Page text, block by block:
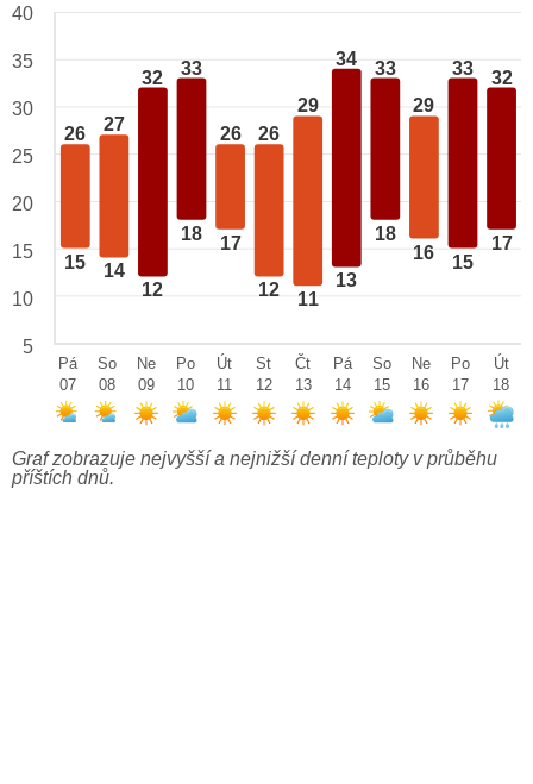
26
15
27
14
32
12
33
18
26
17
26
12
29
11
34
13
33
18
29
16
33
15
32
17
40
35
30
25
20
15
10
5
Pá
07
So
08
Ne
09
Po
10
Út
11
St
12
Čt
13
Pá
14
So
15
Ne
16
Po
17
Út
18
Graf zobrazuje nejvyšší a nejnižší denní teploty v průběhu
příštích dnů.